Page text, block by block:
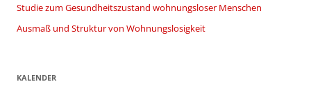
Studie zum Gesundheitszustand wohnungsloser Menschen
Ausmaß und Struktur von Wohnungslosigkeit
KALENDER